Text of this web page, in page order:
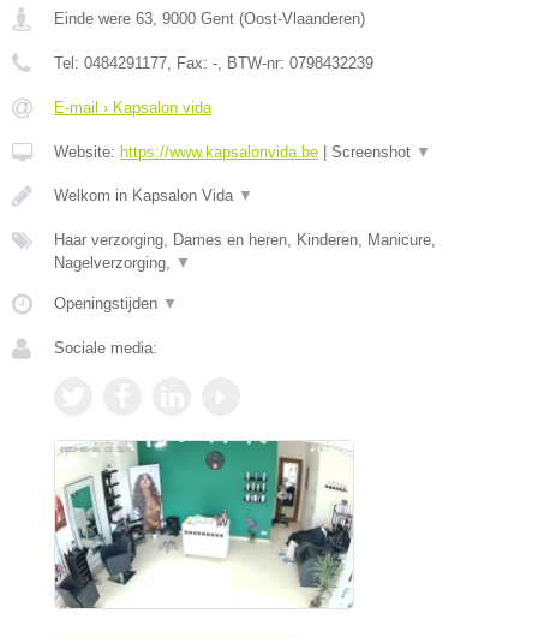
Einde were 63 9000 Gent (Oost-Vlaanderen)
Tel: 0484291177 , Fax: - , BTW-nr: 0798432239
E-mail › Kapsalon vida
Website: https://www.kapsalonvida.be | Screenshot ▼
Welkom in Kapsalon Vida ▼
Haar verzorging, Dames en heren, Kinderen, Manicure,
Nagelverzorging,
▼
Openingstijden ▼
Sociale media: